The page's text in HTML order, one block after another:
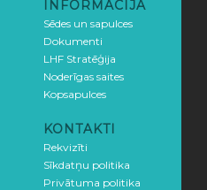
INFORMĀCIJA
Sēdes un sapulces
Dokumenti
LHF Stratēģija
Noderīgas saites
Kopsapulces
KONTAKTI
Rekvizīti
Sīkdatņu politika
Privātuma politika